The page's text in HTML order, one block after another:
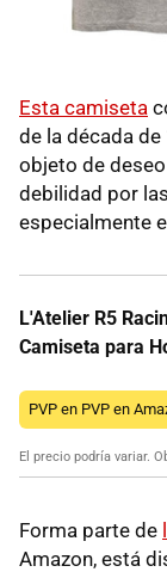
Esta camiseta
de la década
objeto de
debilidad por
especialmente
L'Atelier R5
Camiseta para
PVP en PVP en
El precio podría variar.
Forma parte de
Amazon, está